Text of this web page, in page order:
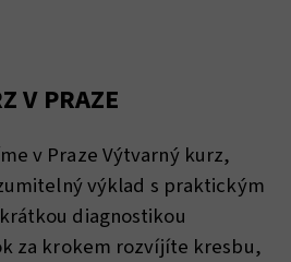
V PRAZE
v Praze Výtvarný kurz,
výklad s praktickým
diagnostikou
za krokem rozvíjíte kresbu,